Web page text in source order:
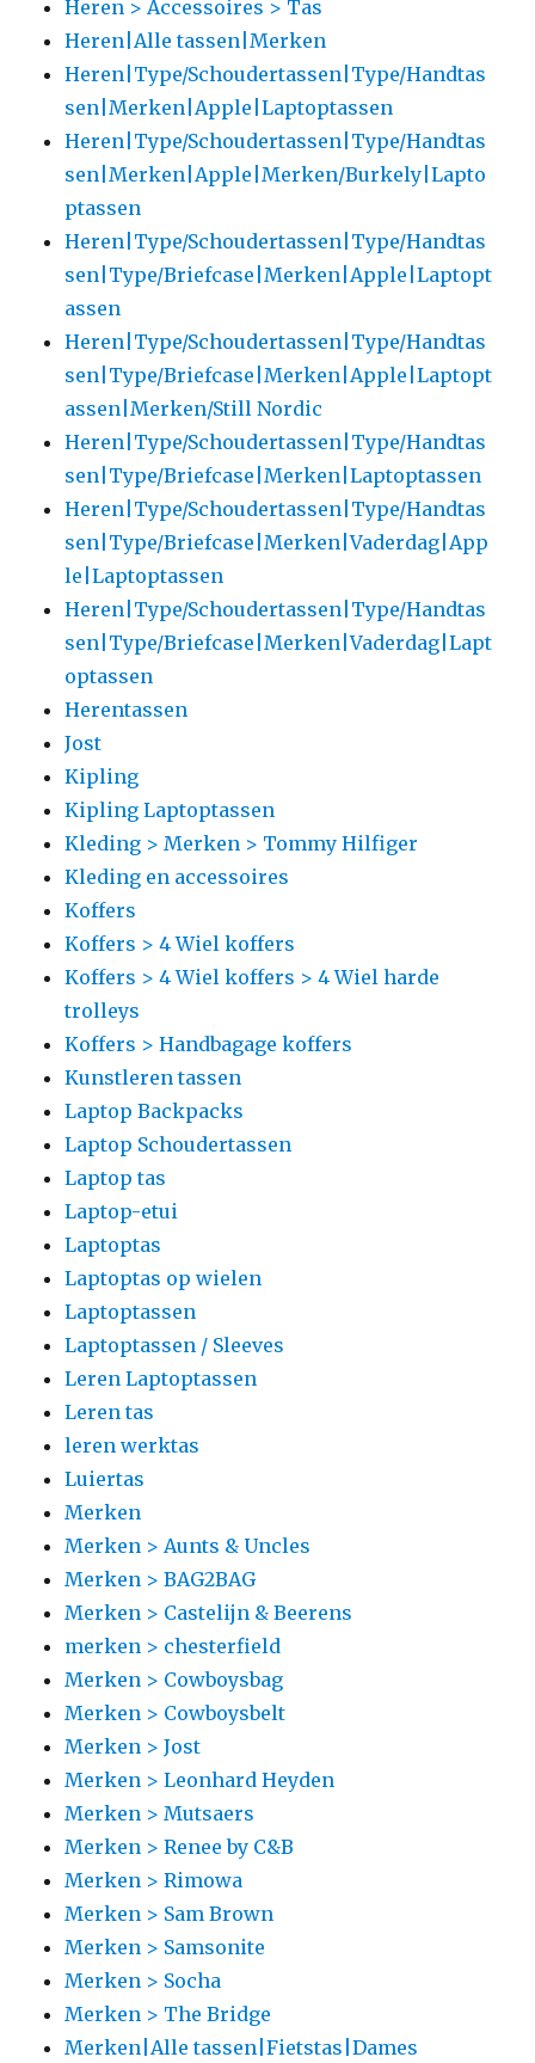
Heren > Accessoires > Tas
Heren|Alle tassen|Merken
Heren|Type/Schoudertassen|Type/Handtas
sen|Merken|Apple|Laptoptassen
Heren|Type/Schoudertassen|Type/Handtas
sen|Merken|Apple|Merken/Burkely|Lapto
ptassen
Heren|Type/Schoudertassen|Type/Handtas
sen|Type/Briefcase|Merken|Apple|Laptopt
assen
Heren|Type/Schoudertassen|Type/Handtas
sen|Type/Briefcase|Merken|Apple|Laptopt
assen|Merken/Still Nordic
Heren|Type/Schoudertassen|Type/Handtas
sen|Type/Briefcase|Merken|Laptoptassen
Heren|Type/Schoudertassen|Type/Handtas
sen|Type/Briefcase|Merken|Vaderdag|App
le|Laptoptassen
Heren|Type/Schoudertassen|Type/Handtas
sen|Type/Briefcase|Merken|Vaderdag|Lapt
optassen
Herentassen
Jost
Kipling
Kipling Laptoptassen
Kleding > Merken > Tommy Hilfiger
Kleding en accessoires
Koffers
Koffers > 4 Wiel koffers
Koffers > 4 Wiel koffers > 4 Wiel harde
trolleys
Koffers > Handbagage koffers
Kunstleren tassen
Laptop Backpacks
Laptop Schoudertassen
Laptop tas
Laptop-etui
Laptoptas
Laptoptas op wielen
Laptoptassen
Laptoptassen / Sleeves
Leren Laptoptassen
Leren tas
leren werktas
Luiertas
Merken
Merken > Aunts & Uncles
Merken > BAG2BAG
Merken > Castelijn & Beerens
merken > chesterfield
Merken > Cowboysbag
Merken > Cowboysbelt
Merken > Jost
Merken > Leonhard Heyden
Merken > Mutsaers
Merken > Renee by C&B
Merken > Rimowa
Merken > Sam Brown
Merken > Samsonite
Merken > Socha
Merken > The Bridge
Merken|Alle tassen|Fietstas|Dames